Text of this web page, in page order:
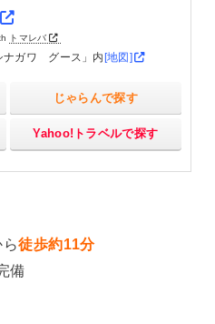
トマレバ
ナガワ グース」内[地図]
じゃらんで探す
Yahoo!トラベルで探す
ら徒歩約11分
備